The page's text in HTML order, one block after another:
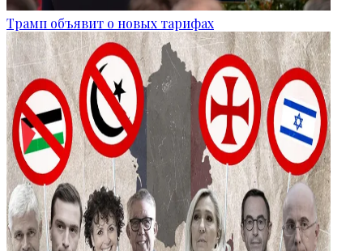
Трамп объявит о новых тарифах